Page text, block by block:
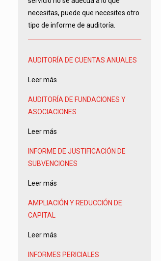
necesitas, puede que necesites otro
tipo de informe de auditoría.
AUDITORÍA DE CUENTAS ANUALES
Leer más
AUDITORÍA DE FUNDACIONES Y
ASOCIACIONES
Leer más
INFORME DE JUSTIFICACIÓN DE
SUBVENCIONES
Leer más
AMPLIACIÓN Y REDUCCIÓN DE
CAPITAL
Leer más
INFORMES PERICIALES